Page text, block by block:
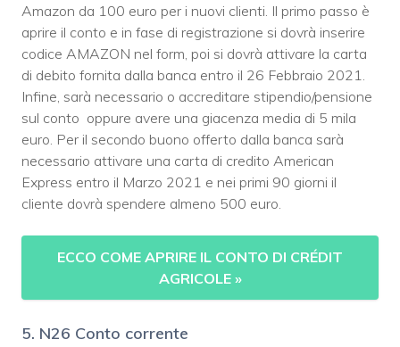
Amazon da 100 euro per i nuovi clienti. Il primo passo è
aprire il conto e in fase di registrazione si dovrà inserire
codice AMAZON nel form, poi si dovrà attivare la carta
di debito fornita dalla banca entro il 26 Febbraio 2021.
Infine, sarà necessario o accreditare stipendio/pensione
sul conto oppure avere una giacenza media di 5 mila
euro. Per il secondo buono offerto dalla banca sarà
necessario attivare una carta di credito American
Express entro il Marzo 2021 e nei primi 90 giorni il
cliente dovrà spendere almeno 500 euro.
ECCO COME APRIRE IL CONTO DI CRÉDIT
AGRICOLE »
5. N26 Conto corrente